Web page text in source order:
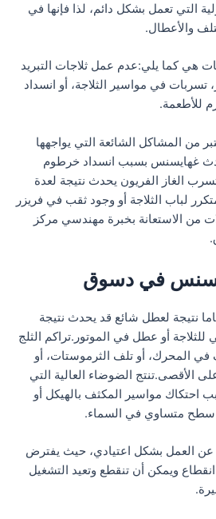
التي تعمل بشكل دائم، لذا فإنها في
والأعطال.
هي كما يلي:عدم عمل ثلاجات التبريد
تسربات في مواسير الثلاجة، أو انسداد
للأطعمة.
من المشاكل الشائعة التي يواجهها
غهايسنس بسبب انسداد خرطوم
الغاز الفريون يحدث نتيجة لعدة
لباب الثلاجة أو وجود ثقب في فريزر
من الاستعانة بخبرة مهندسي مركز
في دسوق
نتيجة لعطل شائع قد يحدث نتيجة
للثلاجة أو عطل في الموتور.تراكم الثلج
المحرك، أو تلف الثرموستات، أو
الأقصى.تنتج الضوضاء العالية التي
احتكاك مواسير المكثف بالهيكل أو
سطح متساوي في السماء.
عن العمل بشكل اعتيادي، حيث يفترض
ويمكن أن تنقطع وتعيد التشغيل